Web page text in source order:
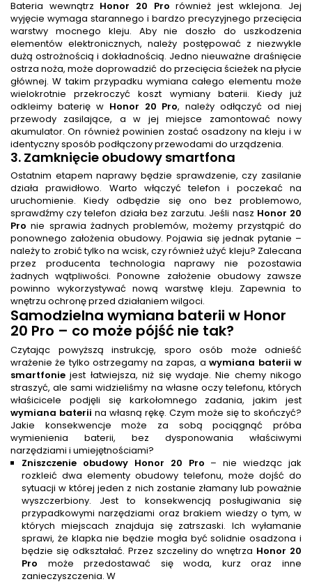
Bateria wewnątrz Honor 20 Pro również jest wklejona. Jej
wyjęcie wymaga starannego i bardzo precyzyjnego przecięcia
warstwy mocnego kleju. Aby nie doszło do uszkodzenia
elementów elektronicznych, należy postępować z niezwykle
dużą ostrożnością i dokładnością. Jedno nieuważne draśnięcie
ostrza noża, może doprowadzić do przecięcia ścieżek na płycie
głównej. W takim przypadku wymiana całego elementu może
wielokrotnie przekroczyć koszt wymiany baterii. Kiedy już
odkleimy baterię w Honor 20 Pro, należy odłączyć od niej
przewody zasilające, a w jej miejsce zamontować nowy
akumulator. On również powinien zostać osadzony na kleju i w
identyczny sposób podłączony przewodami do urządzenia.
3. Zamknięcie obudowy smartfona
Ostatnim etapem naprawy będzie sprawdzenie, czy zasilanie
działa prawidłowo. Warto włączyć telefon i poczekać na
uruchomienie. Kiedy odbędzie się ono bez problemowo,
sprawdźmy czy telefon działa bez zarzutu. Jeśli nasz Honor 20
Pro nie sprawia żadnych problemów, możemy przystąpić do
ponownego założenia obudowy. Pojawia się jednak pytanie –
należy to zrobić tylko na wcisk, czy również użyć kleju? Zalecana
przez producenta technologia naprawy nie pozostawia
żadnych wątpliwości. Ponowne założenie obudowy zawsze
powinno wykorzystywać nową warstwę kleju. Zapewnia to
wnętrzu ochronę przed działaniem wilgoci.
Samodzielna wymiana baterii w Honor
20 Pro – co może pójść nie tak?
Czytając powyższą instrukcję, sporo osób może odnieść
wrażenie że tylko ostrzegamy na zapas, awymiana baterii w
smartfonie jest łatwiejsza, niż się wydaje. Nie chemy nikogo
straszyć, ale sami widzieliśmy na własne oczy telefonu, których
właśicicele podjęli się karkołomnego zadania, jakim jest
wymiana baterii na własną rękę. Czym może się to skończyć?
Jakie konsekwencje może za sobą pociągnąć próba
wymienienia baterii, bez dysponowania właściwymi
narzędziami i umiejętnościami?
Zniszczenie obudowy Honor 20 Pro – nie wiedząc jak
rozkleić dwa elementy obudowy telefonu, może dojść do
sytuacji w której jeden z nich zostanie złamany lub poważnie
wyszczerbiony. Jest to konsekwencją posługiwania się
przypadkowymi narzędziami oraz brakiem wiedzy o tym, w
których miejscach znajduja się zatrszaski. Ich wyłamanie
sprawi, że klapka nie będzie mogła być solidnie osadzona i
będzie się odkształać. Przez szczeliny do wnętrza Honor 20
Pro może przedostawać się woda, kurz oraz inne
zanieczyszczenia. W